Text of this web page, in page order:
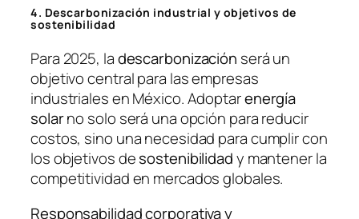
4. Descarbonización industrial y objetivos de
sostenibilidad
Para 2025, ladescarbonización será un
objetivo central para las empresas
industriales en México. Adoptarenergía
solarno solo será una opción para reducir
costos, sino una necesidad para cumplir con
los objetivos desostenibilidady mantener la
competitividad en mercados globales.
Responsabilidad corporativa y